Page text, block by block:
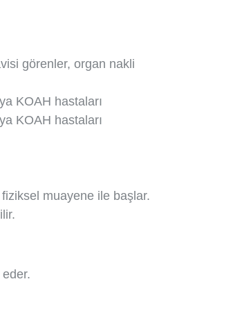
görenler, organ nakli
KOAH hastaları
KOAH hastaları
muayene ile başlar.